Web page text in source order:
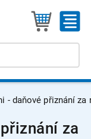
- daňové přiznání za
za